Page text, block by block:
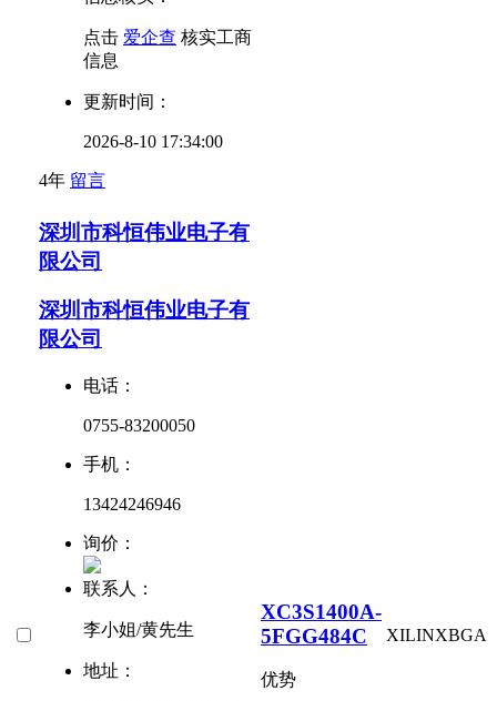
点击 爱企查 核实工商
信息
更新时间：
2026-8-10 17:34:00
4年 留言
深圳市科恒伟业电子有
限公司
深圳市科恒伟业电子有
限公司
电话：
0755-83200050
手机：
13424246946
询价：
联系人：
李小姐/黄先生
地址：
XC3S1400A-
5FGG484C
优势
XILINXBGA